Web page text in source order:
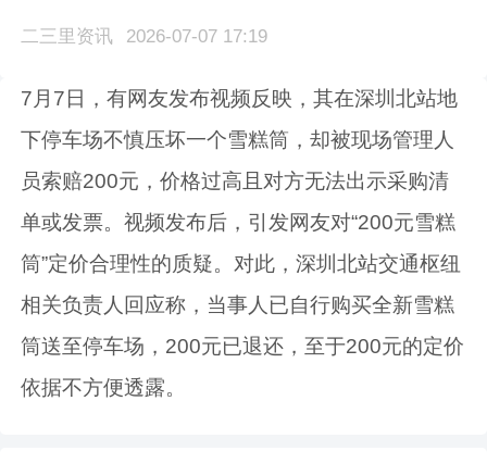
二三里资讯 2026-07-07 17:19
7月7日，有网友发布视频反映，其在深圳北站地
下停车场不慎压坏一个雪糕筒，却被现场管理人
员索赔200元，价格过高且对方无法出示采购清
单或发票。视频发布后，引发网友对“200元雪糕
筒”定价合理性的质疑。对此，深圳北站交通枢纽
相关负责人回应称，当事人已自行购买全新雪糕
筒送至停车场，200元已退还，至于200元的定价
依据不方便透露。